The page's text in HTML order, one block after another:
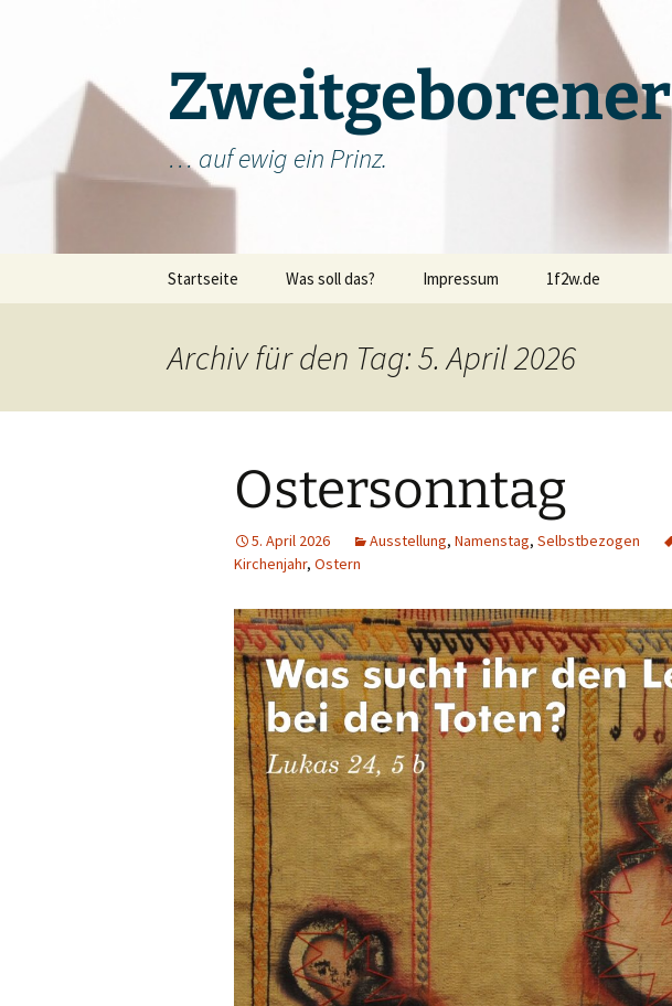
Zweitgeborener
… auf ewig ein Prinz.
Startseite Was soll das? Impressum 1f2w.de
Archiv für den Tag: 5. April 2026
Ostersonntag
5. April 2026 Ausstellung, Namenstag, Selbstbezogen
Kirchenjahr, Ostern